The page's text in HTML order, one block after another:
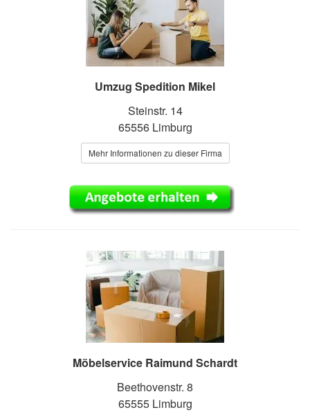
Umzug Spedition Mikel
Steinstr. 14
65556 Limburg
Mehr Informationen zu dieser Firma
Möbelservice Raimund Schardt
Beethovenstr. 8
65555 Limburg